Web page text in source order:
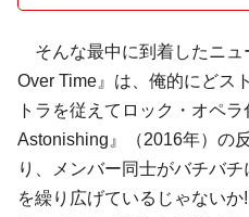
そんな最中に到着したニュ
Over Time』は、俺的にどス
トラを従えてロック・オペ
Astonishing』（2016年）の
り、メンバー同士がバチバ
を繰り広げているじゃない